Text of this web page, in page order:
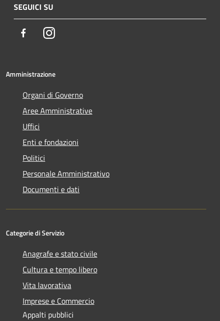
SEGUICI SU
FacebookInstagram
Amministrazione
Organi di Governo
Aree Amministrative
Uffici
Enti e fondazioni
Politici
Personale Amministrativo
Documenti e dati
Categorie di Servizio
Anagrafe e stato civile
Cultura e tempo libero
Vita lavorativa
Imprese e Commercio
Appalti pubblici